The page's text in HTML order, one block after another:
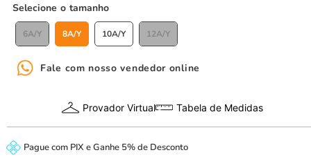
tamanho
6A/Y 8A/Y 10A/Y 12A/Y
Fale com nosso vendedor online
Provador Virtual Tabela de Medidas
Pague com PIX eGanhe 5% de Desconto